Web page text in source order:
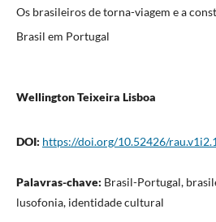
Os brasileiros de torna-viagem e a
Brasil em Portugal
Wellington Teixeira Lisboa
DOI: https://doi.org/10.52426/
Palavras-chave: Brasil-Portugal,
lusofonia, identidade cultural